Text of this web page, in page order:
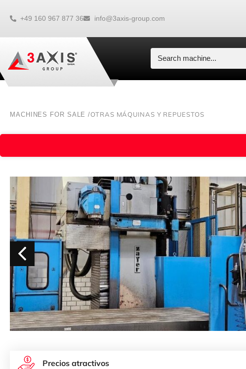
+49 160 967 877 36 info@3axis-group.com
MACHINES FOR SALE /OTRAS MÁQUINAS Y REPUESTOS
Precios atractivos